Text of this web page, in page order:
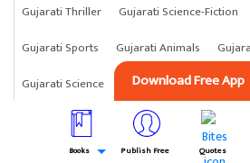
Gujarati Thriller
Gujarati Science-Fiction
Gujarati Sports
Gujarati Animals
Gujarati Science
Gujarati Anything
Download Free App
Books Publish Free Quotes